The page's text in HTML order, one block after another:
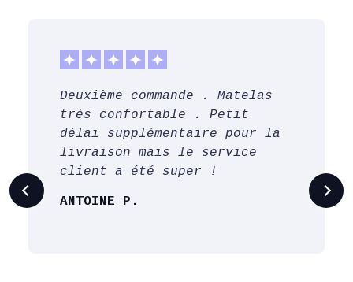
Deuxième commande . Matelas
très confortable . Petit
délai supplémentaire pour la
livraison mais le service
client a été super !
ANTOINE P.